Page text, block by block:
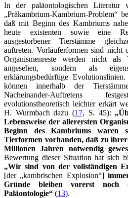
In der paläontologischen Literatur
„Präkambrium-Kambrium-Problem“
daß mit Beginn des Kambriums
heute existenten sowie eine
ausgestorbener Tierstämme
auftreten. Vorläuferformen sind nicht
Organismenreste werden nicht als
angesehen, sondern als
erklärungsbedürftige
können innerhalb der
Nacheinander-Auftretens
evolutionstheoretisch leichter erkärt
H. Wurmbach dazu (17, S. 45):
Lebensweise der allerersten
Beginn des Kambriums waren
Tierformen vorhanden, daß zu
Millionen Jahren notwendig
Bewertung dieser Situation hat sich
„Wir sind von der vollständigen
[der „kambrischen Explosion“]
Gründe bleiben vorerst noch
Paläontologie“ (13).